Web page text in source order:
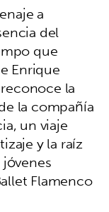
a
del
que
Enrique
la
la compañía
un viaje
y la raíz
Flamenco